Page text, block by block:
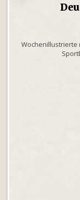
Wochenillustrierte